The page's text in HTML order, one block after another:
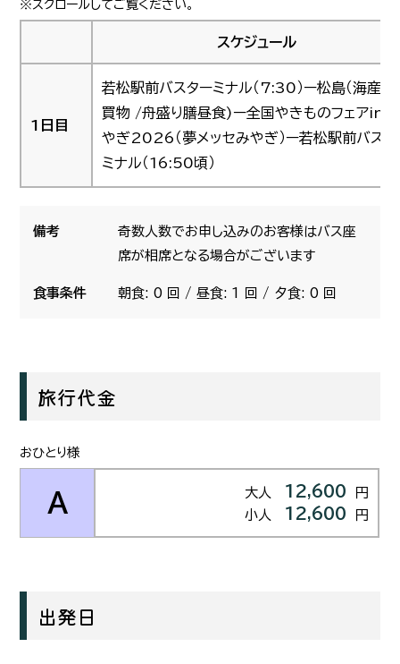
スケジュール
1日目
若松駅前バスターミナル（7:30）ー松島（海産物
買物 /舟盛り膳昼食)ー全国やきものフェアinみ
やぎ2026（夢メッセみやぎ）ー若松駅前バスタ
ミナル（16:50頃）
備考
奇数人数でお申し込みのお客様はバス座
席が相席となる場合がございます
食事条件 朝食: 0 回 / 昼食: 1 回 / 夕食: 0 回
旅行代金
おひとり様
A 大人 12,600
円
小人
12,600 円
出発日